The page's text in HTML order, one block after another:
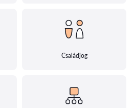
Családjog